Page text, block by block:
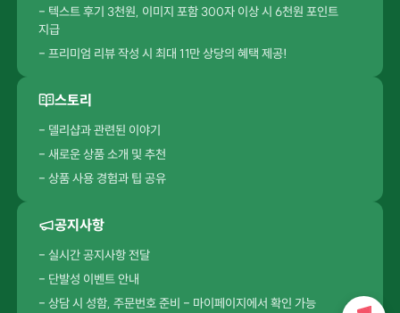
- 텍스트 후기 3천원, 이미지 포함 300자 이상 시 6천원 포인트
지급
- 프리미엄 리뷰 작성 시 최대 11만 상당의 혜택 제공!
스토리
- 델리샵과 관련된 이야기
- 새로운 상품 소개 및 추천
- 상품 사용 경험과 팁 공유
공지사항
- 실시간 공지사항 전달
- 단발성 이벤트 안내
- 상담 시 성함, 주문번호 준비 - 마이페이지에서 확인 가능